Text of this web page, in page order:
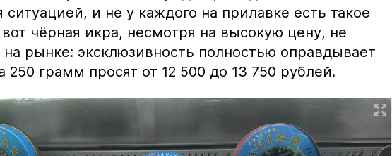
и не у каждого на прилавке есть такое
чёрная икра, несмотря на высокую цену, не
на рынке: эксклюзивность полностью оправдывает
250 грамм просят от 12 500 до 13 750 рублей.